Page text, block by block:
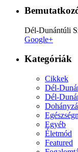
Dél-Dunántúli
Google+
Kategóriák
Cikkek
Dél-
Dél-
Egyéb
Életmód
Featured